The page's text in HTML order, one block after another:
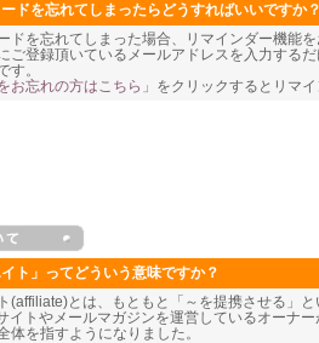
ードを忘れてしまったらどうすればいいですか
ドを忘れてしまった場合、リマインダー機能
ご登録頂いているメールアドレスを入力する
す。
お忘れの方はこちら」 をクリックするとリマ
イト」ってどういう意味ですか？
(affiliate)とは、もともと「～を提携させる」
イトやメールマガジンを運営しているオーナ
体を指すようになりました。